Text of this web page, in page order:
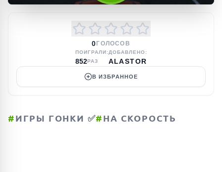
0 ГОЛОСОВ
ПОИГРАЛИ:
852РАЗ
ДОБАВЛЕНО:
ALASTOR
В ИЗБРАННОЕ
#ИГРЫ ГОНКИ ✅#НА СКОРОСТЬ